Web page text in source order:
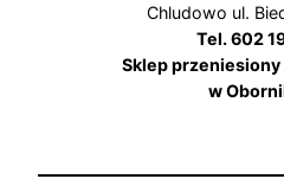
Chludowo ul.
Tel. 602
Sklep przeniesiony
w